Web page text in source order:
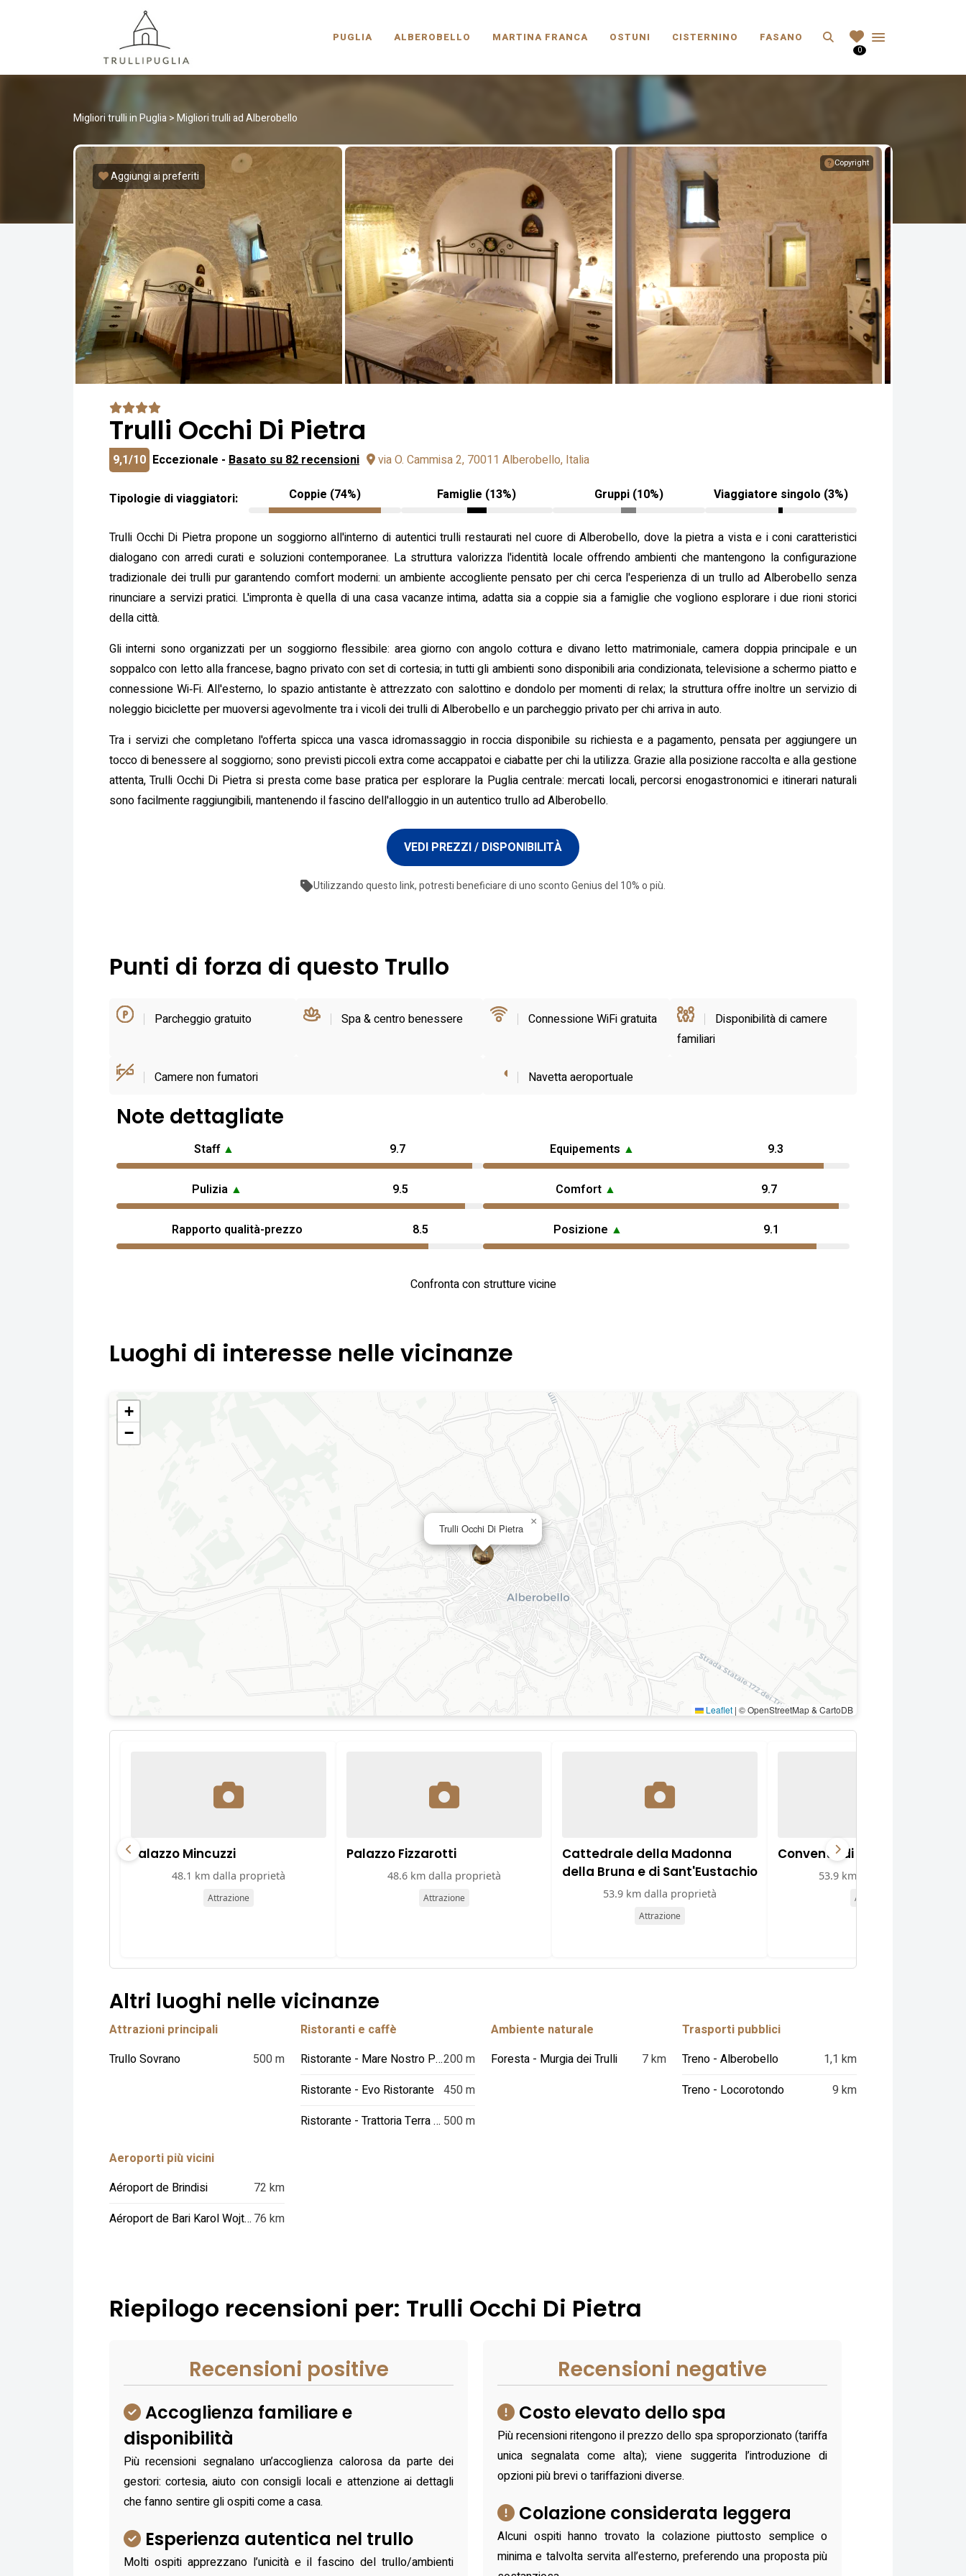
PUGLIA ALBEROBELLO MARTINA FRANCA OSTUNI CISTERNINO FASANO Search
0
Migliori trulli in Puglia>Migliori trulli ad Alberobello
Copyright
Aggiungi ai preferiti
Trulli Occhi Di Pietra
9,1/10 Eccezionale - Basato su 82 recensioni via O. Cammisa 2, 70011 Alberobello, Italia
Tipologie di viaggiatori: Coppie (74%) Famiglie (13%) Gruppi (10%) Viaggiatore singolo (3%)
Trulli Occhi Di Pietra propone un soggiorno all'interno di autentici trulli restaurati nel cuore di Alberobello, dove la pietra a vista e i coni caratteristici
dialogano con arredi curati e soluzioni contemporanee. La struttura valorizza l'identità locale offrendo ambienti che mantengono la configurazione
tradizionale dei trulli pur garantendo comfort moderni: un ambiente accogliente pensato per chi cerca l'esperienza di un trullo ad Alberobello senza
rinunciare a servizi pratici. L'impronta è quella di una casa vacanze intima, adatta sia a coppie sia a famiglie che vogliono esplorare i due rioni storici
della città.
Gli interni sono organizzati per un soggiorno flessibile: area giorno con angolo cottura e divano letto matrimoniale, camera doppia principale e un
soppalco con letto alla francese, bagno privato con set di cortesia; in tutti gli ambienti sono disponibili aria condizionata, televisione a schermo piatto e
connessione Wi‑Fi. All'esterno, lo spazio antistante è attrezzato con salottino e dondolo per momenti di relax; la struttura offre inoltre un servizio di
noleggio biciclette per muoversi agevolmente tra i vicoli dei trulli di Alberobello e un parcheggio privato per chi arriva in auto.
Tra i servizi che completano l'offerta spicca una vasca idromassaggio in roccia disponibile su richiesta e a pagamento, pensata per aggiungere un
tocco di benessere al soggiorno; sono previsti piccoli extra come accappatoi e ciabatte per chi la utilizza. Grazie alla posizione raccolta e alla gestione
attenta, Trulli Occhi Di Pietra si presta come base pratica per esplorare la Puglia centrale: mercati locali, percorsi enogastronomici e itinerari naturali
sono facilmente raggiungibili, mantenendo il fascino dell'alloggio in un autentico trullo ad Alberobello.
VEDI PREZZI / DISPONIBILITÀ
Utilizzando questo link, potresti beneficiare di uno sconto Genius del 10% o più.
Punti di forza di questo Trullo
Parcheggio gratuito Spa & centro benessere Connessione WiFi gratuita
Disponibilità di camere
familiari
Camere non fumatori Navetta aeroportuale
Note dettagliate
Staff ▲ 9.7 Equipements ▲ 9.3
Pulizia ▲ 9.5 Comfort ▲ 9.7
Rapporto qualità-prezzo 8.5 Posizione ▲ 9.1
Confronta con strutture vicine
Luoghi di interesse nelle vicinanze
Trulli Occhi Di Pietra
×
+
−
Leaflet | © OpenStreetMap & CartoDB
Palazzo Mincuzzi
48.1 km dalla proprietà
Attrazione
Palazzo Fizzarotti
48.6 km dalla proprietà
Attrazione
Cattedrale della Madonna
della Bruna e di Sant'Eustachio
53.9 km dalla proprietà
Attrazione
Convento di Sant'Agostino
53.9 km dalla proprietà
Attrazione
Altri luoghi nelle vicinanze
Attrazioni principali
Trullo Sovrano
500 m
Ristoranti e caffè
Ristorante - Mare Nostro Pescheria-Trattoria200 m
Ristorante - Evo Ristorante 450 m
Ristorante - Trattoria Terra Madre 500 m
Ambiente naturale
Foresta - Murgia dei Trulli
7 km
Trasporti pubblici
Treno - Alberobello
1,1 km
Treno - Locorotondo
9 km
Aeroporti più vicini
Aéroport de Brindisi
72 km
Aéroport de Bari Karol Wojtyla 76 km
Riepilogo recensioni per: Trulli Occhi Di Pietra
Recensioni positive
Accoglienza familiare e
disponibilità
Più recensioni segnalano un’accoglienza calorosa da parte dei
gestori: cortesia, aiuto con consigli locali e attenzione ai dettagli
che fanno sentire gli ospiti come a casa.
Esperienza autentica nel trullo
Molti ospiti apprezzano l’unicità e il fascino del trullo/ambienti
Recensioni negative
Costo elevato dello spa
Più recensioni ritengono il prezzo dello spa sproporzionato (tariffa
unica segnalata come alta); viene suggerita l’introduzione di
opzioni più brevi o tariffazioni diverse.
Colazione considerata leggera
Alcuni ospiti hanno trovato la colazione piuttosto semplice o
minima e talvolta servita all’esterno, preferendo una proposta più